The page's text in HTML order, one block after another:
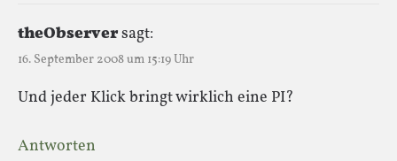
theObserversagt:
16. September 2008 um 15:19 Uhr
Und jeder Klick bringt wirklich eine PI?
Antworten